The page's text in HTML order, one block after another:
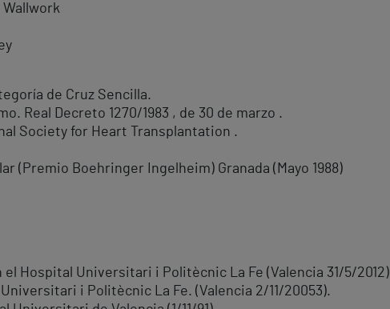
de Cruz Sencilla.
Real Decreto 1270/1983 , de 30 de marzo .
Society for Heart Transplantation .
(Premio Boehringer Ingelheim) Granada (Mayo 1988)
Hospital Universitari i Politècnic La Fe (Valencia 31/5/2012)
i Politècnic La Fe. (Valencia 2/11/20053).